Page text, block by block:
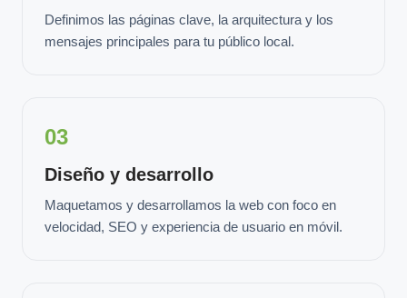
Definimos las páginas clave, la arquitectura y los
mensajes principales para tu público local.
03
Diseño y desarrollo
Maquetamos y desarrollamos la web con foco en
velocidad, SEO y experiencia de usuario en móvil.